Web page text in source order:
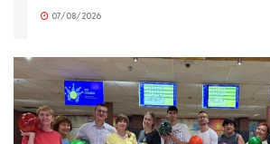
07/08/2026